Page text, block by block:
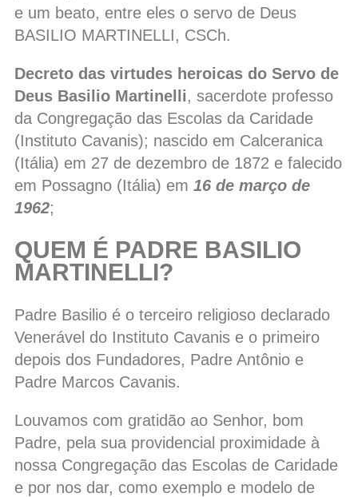
e um beato, entre eles o servo de Deus
BASILIO MARTINELLI, CSCh.
Decreto das virtudes heroicas do Servo de
Deus Basilio Martinelli, sacerdote professo
da Congregação das Escolas da Caridade
(Instituto Cavanis); nascido em Calceranica
(Itália) em 27 de dezembro de 1872 e falecido
em Possagno (Itália) em 16 de março de
1962;
QUEM É PADRE BASILIO
MARTINELLI?
Padre Basilio é o terceiro religioso declarado
Venerável do Instituto Cavanis e o primeiro
depois dos Fundadores, Padre Antônio e
Padre Marcos Cavanis.
Louvamos com gratidão ao Senhor, bom
Padre, pela sua providencial proximidade à
nossa Congregação das Escolas de Caridade
e por nos dar, como exemplo e modelo de